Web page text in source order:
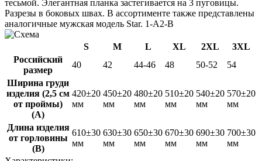
тесьмой. Элегантная планка застегивается на 3 пуговицы.
Разрезы в боковых швах. В ассортименте также представлены
аналогичные мужская модель Star. 1-A2-B
S M L XL 2XL
3XL
Российский
размер
40 42 44-46 48 50-52
54
Ширина груди
изделия (2,5 см
от проймы)
(A)
420±20
мм
450±20
мм
480±20
мм
510±20
мм
540±20
мм
570±20
мм
Длина изделия
от горловины
(B)
610±30
мм
630±30
мм
650±30
мм
670±30
мм
690±30
мм
700±30
мм